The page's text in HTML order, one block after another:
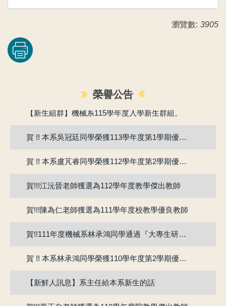
瀏覽數: 3905
榮譽公告
【新生組群】機械系115學年度入學新生群組。
賀 !! 本系吳冠廷同學榮獲113學年度第1學期優良教學助理
賀 !! 本系盧芃睿同學榮獲112學年度第2學期優良教學助理
賀!!!江沅晉老師獲選為112學年度教學傑出教師
賀!!!陳為仁老師獲選為111學年度校教學優良教師
賀 !! 本系林承鴻同學榮獲110學年度第2學期優良教學助理
【新鮮人訊息】系主任給本系新生的話
賀!!!黃正自老師獲選為110學年度院教學傑出教師